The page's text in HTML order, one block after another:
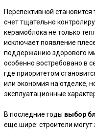
Перспективной становится
счет тщательно
керамоблока не только
исключает появление
поддержанию здорового
особенно востребовано в
где приоритетом
или экономия на отделке,
эксплуатационные
В последние годы выбор
еще шире: строители